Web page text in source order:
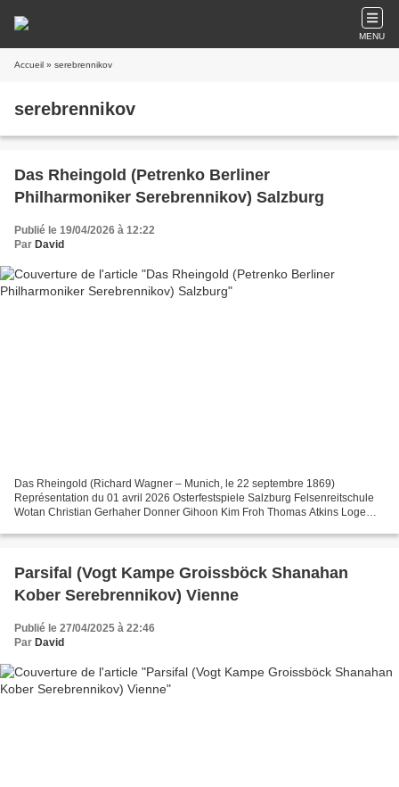
MENU
Accueil » serebrennikov
serebrennikov
Das Rheingold (Petrenko Berliner
Philharmoniker Serebrennikov) Salzburg
Publié le 19/04/2026 à 12:22
Par David
Das Rheingold (Richard Wagner – Munich, le 22 septembre 1869)
Représentation du 01 avril 2026 Osterfestspiele Salzburg Felsenreitschule
Wotan Christian Gerhaher Donner Gihoon Kim Froh Thomas Atkins Loge
Parsifal (Vogt Kampe Groissböck Shanahan
Kober Serebrennikov) Vienne
Publié le 27/04/2025 à 22:46
Par David